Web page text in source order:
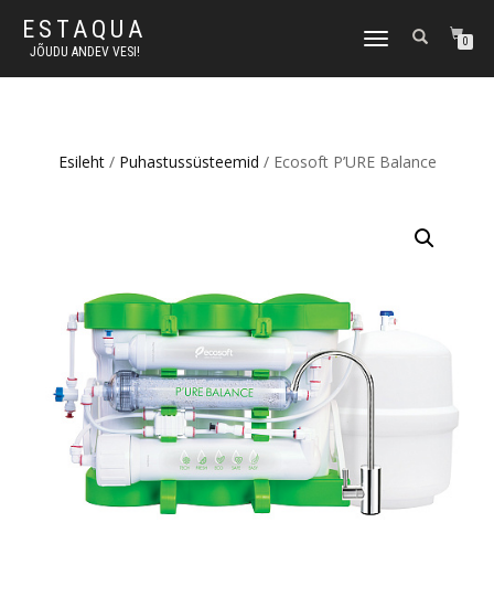
ESTAQUA
JÕUDU ANDEV VESI!
TOGGLE
0
Esileht/ Puhastussüsteemid / Ecosoft P’URE Balance